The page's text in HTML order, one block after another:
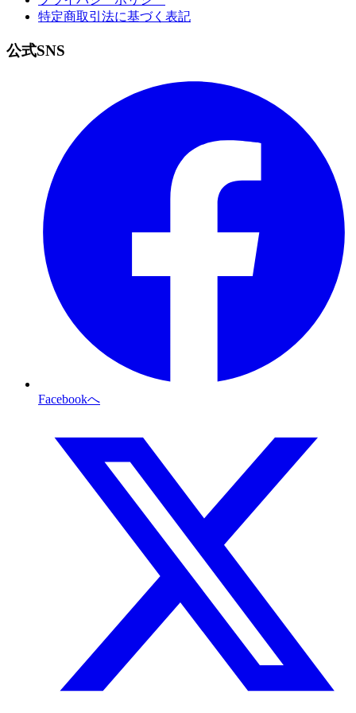
特定商取引法に基づく表記
公式SNS
Facebookへ